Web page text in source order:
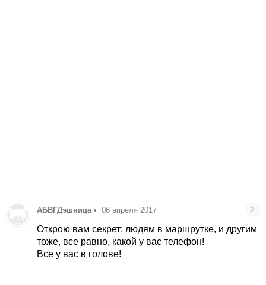
АБВГДэшница • 06 апреля 2017 2
Открою вам секрет: людям в маршрутке, и другим
тоже, все равно, какой у вас телефон!
Все у вас в голове!